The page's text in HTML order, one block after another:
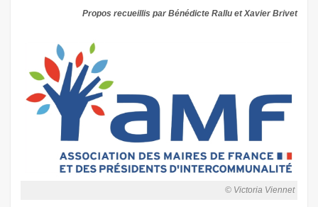
Propos recueillis par Bénédicte Rallu et Xavier Brivet
© Victoria Viennet